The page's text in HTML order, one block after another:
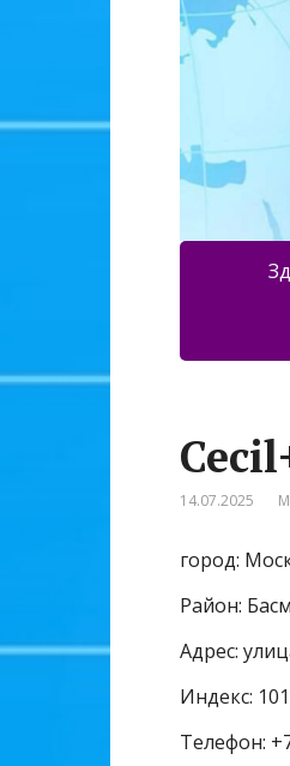
14.07.2025
город:
Район:
Адрес:
Индекс:
Телефон: